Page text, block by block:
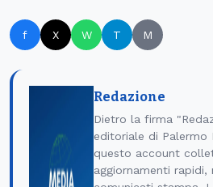
f X W T M
Redazione
Dietro la firma
editoriale di Palermo
questo account
aggiornamenti rapidi,